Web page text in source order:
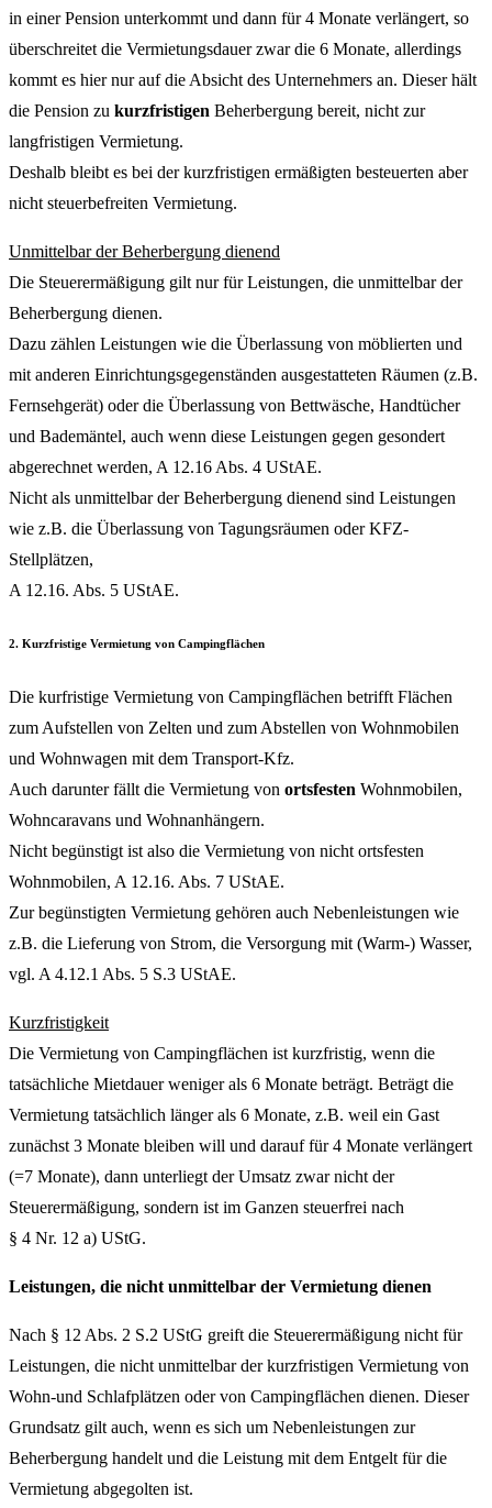
in einer Pension unterkommt und dann für 4 Monate verlängert, so
überschreitet die Vermietungsdauer zwar die 6 Monate, allerdings
kommt es hier nur auf die Absicht des Unternehmers an. Dieser hält
die Pension zu kurzfristigen Beherbergung bereit, nicht zur
langfristigen Vermietung.
Deshalb bleibt es bei der kurzfristigen ermäßigten besteuerten aber
nicht steuerbefreiten Vermietung.
Unmittelbar der Beherbergung dienend
Die Steuerermäßigung gilt nur für Leistungen, die unmittelbar der
Beherbergung dienen.
Dazu zählen Leistungen wie die Überlassung von möblierten und
mit anderen Einrichtungsgegenständen ausgestatteten Räumen (z.B.
Fernsehgerät) oder die Überlassung von Bettwäsche, Handtücher
und Bademäntel, auch wenn diese Leistungen gegen gesondert
abgerechnet werden, A 12.16 Abs. 4 UStAE.
Nicht als unmittelbar der Beherbergung dienend sind Leistungen
wie z.B. die Überlassung von Tagungsräumen oder KFZ-
Stellplätzen,
A 12.16. Abs. 5 UStAE.
2. Kurzfristige Vermietung von Campingflächen
Die kurfristige Vermietung von Campingflächen betrifft Flächen
zum Aufstellen von Zelten und zum Abstellen von Wohnmobilen
und Wohnwagen mit dem Transport-Kfz.
Auch darunter fällt die Vermietung von ortsfesten Wohnmobilen,
Wohncaravans und Wohnanhängern.
Nicht begünstigt ist also die Vermietung von nicht ortsfesten
Wohnmobilen, A 12.16. Abs. 7 UStAE.
Zur begünstigten Vermietung gehören auch Nebenleistungen wie
z.B. die Lieferung von Strom, die Versorgung mit (Warm-) Wasser,
vgl. A 4.12.1 Abs. 5 S.3 UStAE.
Kurzfristigkeit
Die Vermietung von Campingflächen ist kurzfristig, wenn die
tatsächliche Mietdauer weniger als 6 Monate beträgt. Beträgt die
Vermietung tatsächlich länger als 6 Monate, z.B. weil ein Gast
zunächst 3 Monate bleiben will und darauf für 4 Monate verlängert
(=7 Monate), dann unterliegt der Umsatz zwar nicht der
Steuerermäßigung, sondern ist im Ganzen steuerfrei nach
§ 4 Nr. 12 a) UStG.
Leistungen, die nicht unmittelbar der Vermietung dienen
Nach § 12 Abs. 2 S.2 UStG greift die Steuerermäßigung nicht für
Leistungen, die nicht unmittelbar der kurzfristigen Vermietung von
Wohn-und Schlafplätzen oder von Campingflächen dienen. Dieser
Grundsatz gilt auch, wenn es sich um Nebenleistungen zur
Beherbergung handelt und die Leistung mit dem Entgelt für die
Vermietung abgegolten ist.